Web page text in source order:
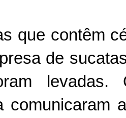
que contêm
de
levadas.
comunicaram